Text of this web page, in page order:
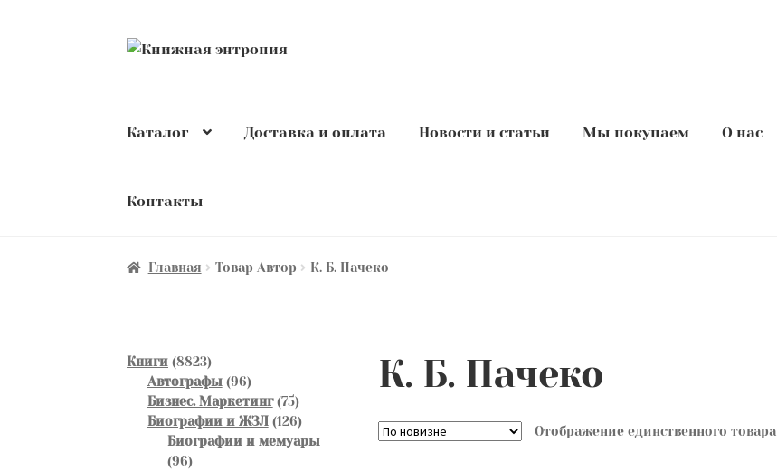
Перейти
Перейти
Каталог Доставка и оплата Новости и статьи Мы покупаем О нас
Контакты
Главная Товар Автор К. Б. Пачеко
К. Б. Пачеко
Отображение единственного товара
Книги 88238823
товара
Автографы 9696
товаров
Бизнес. Маркетинг 7575
товаров
Биографии и ЖЗЛ 126126
товаров
Биографии и мемуары
9696